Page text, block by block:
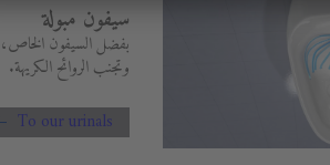
سيفون مبولة
بفضل السيفون الخاص،
وتجنب الروائح الكريهة.
To our urinals